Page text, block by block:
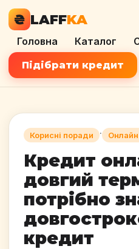
₴ LAFFKA
Головна Каталог
Підібрати кредит
Корисні поради ·
Кредит
довгий
потрібно
кредит